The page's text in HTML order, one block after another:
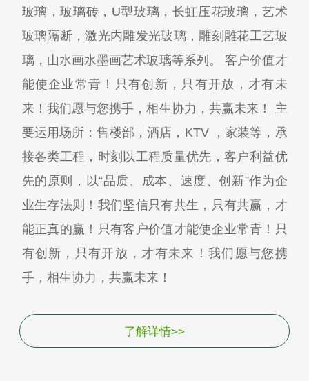
玻璃，玻璃砖，U型玻璃，长虹压花玻璃，艺术
玻璃隔断，激光内雕发光玻璃，雕刻雕花工艺玻
璃，山水画水墨画艺术玻璃等系列。 客户价值才
能使企业常青！只有创新，只有开放，才有未
来！我们愿与您携手，相生协力，共赢未来！ 主
要运用场所：售楼部，酒店，KTV ，家装等，承
接各类工程，时刻以工程质量优先，客户利益优
先的原则，以“品质、成本、速度、创新”作为企
业生存法则！我们坚信只有共生，只有共赢，才
能正真的赢！只有客户价值才能使企业常青！只
有创新，只有开放，才有未来！我们愿与您携
手，相生协力，共赢未来！
了解详情>>